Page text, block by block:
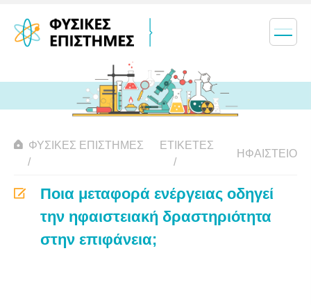
ΦΥΣΙΚΈΣ ΕΠΙΣΤΉΜΕΣ ΕΤΙΚΈΤΕΣ
ΗΦΑΊΣΤΕΙΟ
Ποια μεταφορά ενέργειας οδηγεί
την ηφαιστειακή δραστηριότητα
στην επιφάνεια;